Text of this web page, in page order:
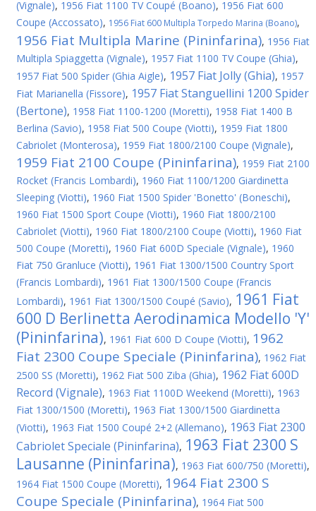
(Vignale), 1956 Fiat 1100 TV Coupé (Boano), 1956 Fiat 600
Coupe (Accossato), 1956 Fiat 600 Multipla Torpedo Marina (Boano),
1956 Fiat Multipla Marine (Pininfarina), 1956 Fiat
Multipla Spiaggetta (Vignale), 1957 Fiat 1100 TV Coupe (Ghia),
1957 Fiat 500 Spider (Ghia Aigle), 1957 Fiat Jolly (Ghia), 1957
Fiat Marianella (Fissore), 1957 Fiat Stanguellini 1200 Spider
(Bertone), 1958 Fiat 1100-1200 (Moretti), 1958 Fiat 1400 B
Berlina (Savio), 1958 Fiat 500 Coupe (Viotti), 1959 Fiat 1800
Cabriolet (Monterosa), 1959 Fiat 1800/2100 Coupe (Vignale),
1959 Fiat 2100 Coupe (Pininfarina), 1959 Fiat 2100
Rocket (Francis Lombardi), 1960 Fiat 1100/1200 Giardinetta
Sleeping (Viotti), 1960 Fiat 1500 Spider 'Bonetto' (Boneschi),
1960 Fiat 1500 Sport Coupe (Viotti), 1960 Fiat 1800/2100
Cabriolet (Viotti), 1960 Fiat 1800/2100 Coupe (Viotti), 1960 Fiat
500 Coupe (Moretti), 1960 Fiat 600D Speciale (Vignale), 1960
Fiat 750 Granluce (Viotti), 1961 Fiat 1300/1500 Country Sport
(Francis Lombardi), 1961 Fiat 1300/1500 Coupe (Francis
Lombardi), 1961 Fiat 1300/1500 Coupé (Savio), 1961 Fiat
600 D Berlinetta Aerodinamica Modello 'Y'
(Pininfarina), 1961 Fiat 600 D Coupe (Viotti), 1962
Fiat 2300 Coupe Speciale (Pininfarina), 1962 Fiat
2500 SS (Moretti), 1962 Fiat 500 Ziba (Ghia), 1962 Fiat 600D
Record (Vignale), 1963 Fiat 1100D Weekend (Moretti), 1963
Fiat 1300/1500 (Moretti), 1963 Fiat 1300/1500 Giardinetta
(Viotti), 1963 Fiat 1500 Coupé 2+2 (Allemano), 1963 Fiat 2300
Cabriolet Speciale (Pininfarina), 1963 Fiat 2300 S
Lausanne (Pininfarina), 1963 Fiat 600/750 (Moretti),
1964 Fiat 1500 Coupe (Moretti), 1964 Fiat 2300 S
Coupe Speciale (Pininfarina), 1964 Fiat 500